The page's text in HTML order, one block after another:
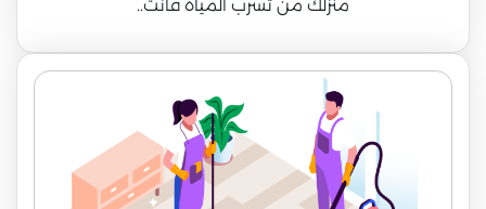
منزلك من تسرب المياه فأنت..